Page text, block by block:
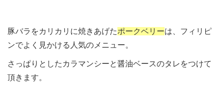
豚バラをカリカリに焼きあげたポークベリーは、フィリピ
ンでよく見かける人気のメニュー。
さっぱりとしたカラマンシーと醤油ベースのタレをつけて
頂きます。